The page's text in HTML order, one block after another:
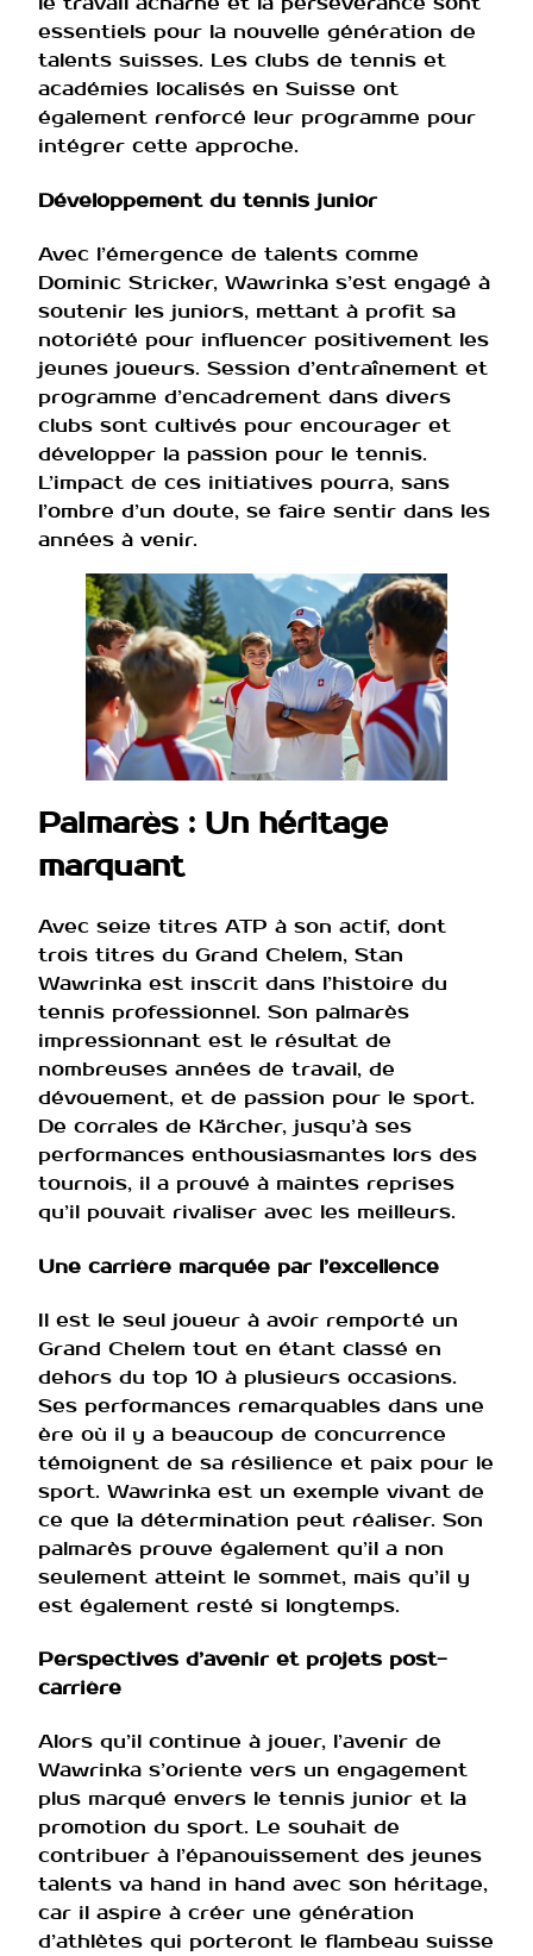
essentiels pour la nouvelle génération de
talents suisses. Les clubs de tennis et
académies localisés en Suisse ont
également renforcé leur programme pour
intégrer cette approche.
Développement du tennis junior
Avec l’émergence de talents comme
Dominic Stricker, Wawrinka s’est engagé à
soutenir les juniors, mettant à profit sa
notoriété pour influencer positivement les
jeunes joueurs. Session d’entraînement et
programme d’encadrement dans divers
clubs sont cultivés pour encourager et
développer la passion pour le tennis.
L’impact de ces initiatives pourra, sans
l’ombre d’un doute, se faire sentir dans les
années à venir.
Palmarès : Un héritage
marquant
Avec seize titres ATP à son actif, dont
trois titres du Grand Chelem, Stan
Wawrinka est inscrit dans l’histoire du
tennis professionnel. Son palmarès
impressionnant est le résultat de
nombreuses années de travail, de
dévouement, et de passion pour le sport.
De corrales de Kärcher, jusqu’à ses
performances enthousiasmantes lors des
tournois, il a prouvé à maintes reprises
qu’il pouvait rivaliser avec les meilleurs.
Une carrière marquée par l’excellence
Il est le seul joueur à avoir remporté un
Grand Chelem tout en étant classé en
dehors du top 10 à plusieurs occasions.
Ses performances remarquables dans une
ère où il y a beaucoup de concurrence
témoignent de sa résilience et paix pour le
sport. Wawrinka est un exemple vivant de
ce que la détermination peut réaliser. Son
palmarès prouve également qu’il a non
seulement atteint le sommet, mais qu’il y
est également resté si longtemps.
Perspectives d’avenir et projets post-
carrière
Alors qu’il continue à jouer, l’avenir de
Wawrinka s’oriente vers un engagement
plus marqué envers le tennis junior et la
promotion du sport. Le souhait de
contribuer à l’épanouissement des jeunes
talents va hand in hand avec son héritage,
car il aspire à créer une génération
d’athlètes qui porteront le flambeau suisse